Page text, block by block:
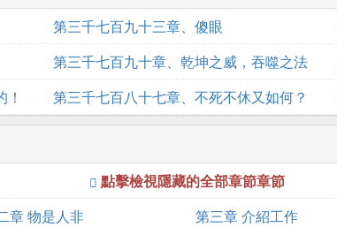
第三千七百九十三章、傻眼
第三千七百九十章、乾坤之威，吞噬之法
第三千七百八十七章、不死不休又如何？
點擊檢視隱藏的全部章節章節
章 物是人非 第三章 介紹工作